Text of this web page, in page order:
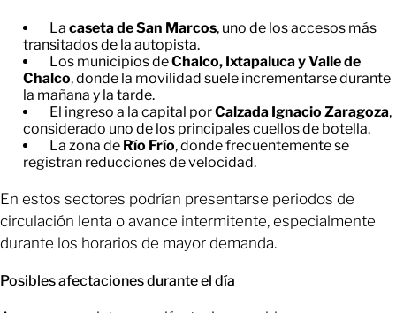
La caseta de San Marcos, uno de los accesos más
transitados de la autopista.
Los municipios deChalco, Ixtapaluca y Valle de
Chalco, donde la movilidad suele incrementarse durante
la mañana y la tarde.
El ingreso a la capital porCalzada Ignacio Zaragoza,
considerado uno de los principales cuellos de botella.
La zona de Río Frío, donde frecuentemente se
registran reducciones de velocidad.
En estos sectores podrían presentarse periodos de
circulación lenta o avance intermitente, especialmente
durante los horarios de mayor demanda.
Posibles afectaciones durante el día